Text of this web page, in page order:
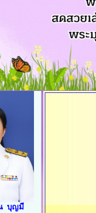
บุญมี